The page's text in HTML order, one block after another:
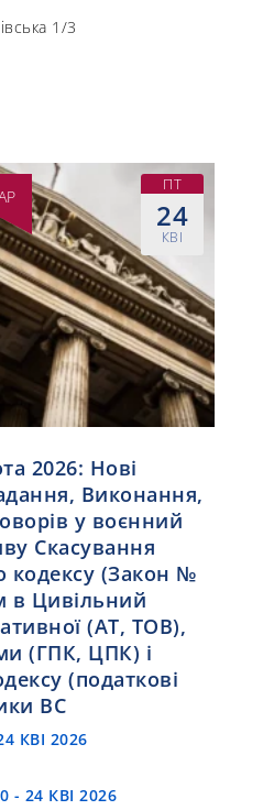
1/3
ПТ
24
КВІ
2026: Нові
Виконання,
у воєнний
Скасування
кодексу (Закон №
в Цивільний
(АТ, ТОВ),
(ГПК, ЦПК) і
(податкові
ВС
КВІ 2026
- 24 КВІ 2026